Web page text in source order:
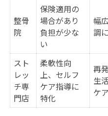
永福エリア整体
肩こりが辛い時
仕事帰りに通え
肩こりの再発防
永福で肩こり専
慢性的な肩こりを
慢性肩こりと整
整骨
院
保険適用の
場合があり
負担が少な
い
幅
調
スト
レッ
チ専
門店
柔軟性向
上、セルフ
ケア指導に
特化
再
生
ケ